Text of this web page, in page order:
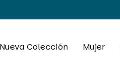
Nueva Colección Mujer